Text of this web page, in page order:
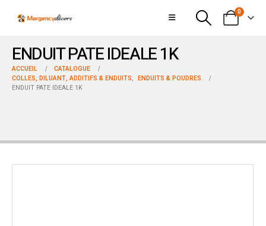
0
ENDUIT PATE IDEALE 1K
ACCUEIL
CATALOGUE
COLLES, DILUANT, ADDITIFS & ENDUITS, ENDUITS & POUDRES
ENDUIT PATE IDEALE 1K